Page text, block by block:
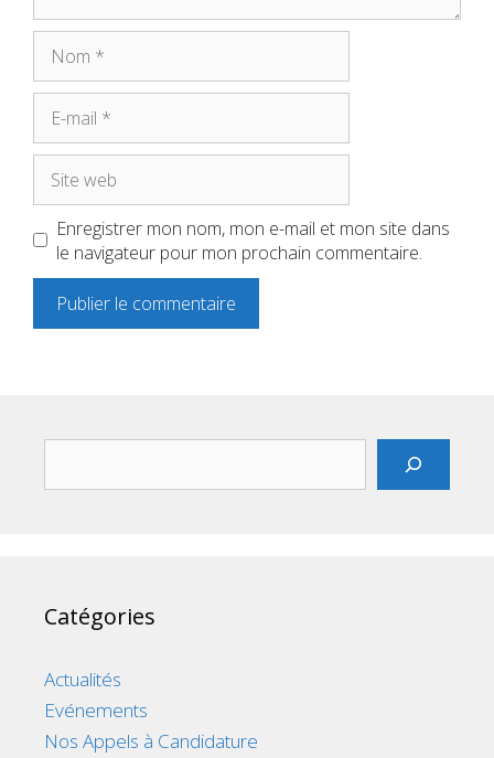
mail
web
Enregistrer mon nom, mon e-mail et mon site dans
le navigateur pour mon prochain commentaire.
Catégories
Actualités
Evénements
Nos Appels à Candidature